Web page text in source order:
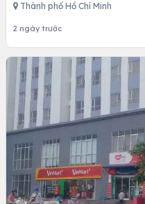
Thành phố Hồ Chí Minh
2 ngày trước